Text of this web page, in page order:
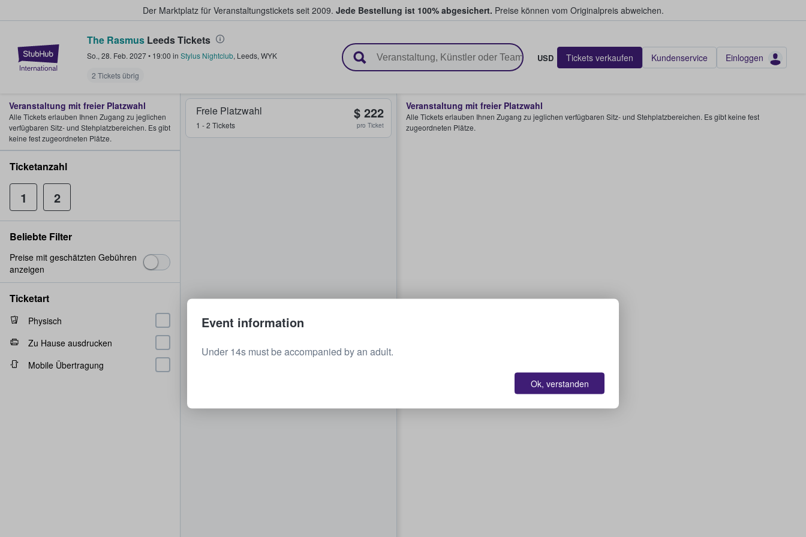
Der Marktplatz für Veranstaltungstickets seit 2009. Jede Bestellung ist 100% abgesichert. Preise können vom Originalpreis abweichen.
StubHub - Wo Fans Tickets kaufen & verkaufen
The Rasmus Leeds Tickets
So., 28. Feb. 2027• 19:00 in Stylus Nightclub, Leeds, WYK
2 Tickets übrig
USD Tickets verkaufen Kundenservice Einloggen
Freie Platzwahl
1 - 2 Tickets
$ 222
pro Ticket
Veranstaltung mit freier Platzwahl
Alle Tickets erlauben Ihnen Zugang zu jeglichen verfügbaren Sitz- und Stehplatzbereichen. Es gibt keine fest
zugeordneten Plätze.
Veranstaltung mit freier Platzwahl
Alle Tickets erlauben Ihnen Zugang zu jeglichen
verfügbaren Sitz- und Stehplatzbereichen. Es gibt
keine fest zugeordneten Plätze.
Ticketanzahl
1 2
Beliebte Filter
Preise mit geschätzten Gebühren
anzeigen
Ticketart
Physisch
Zu Hause ausdrucken
Mobile Übertragung
Event information
Under 14s must be accompanied by an adult.
Ok, verstanden